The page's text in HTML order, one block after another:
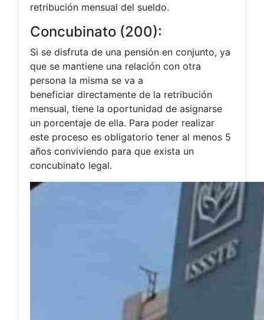
retribución mensual del sueldo.
Concubinato (200):
Si se disfruta de una pensión en conjunto, ya
que se mantiene una relación con otra
persona la misma se va a
beneficiar directamente de la retribución
mensual, tiene la oportunidad de asignarse
un porcentaje de ella. Para poder realizar
este proceso es obligatorio tener al menos 5
años conviviendo para que exista un
concubinato legal.